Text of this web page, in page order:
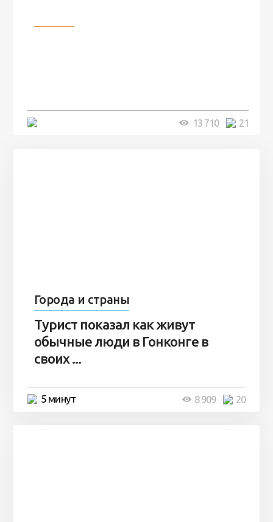
21
13 710
Города и страны
Турист показал как живут
обычные люди в Гонконге в
своих ...
5 минут 20
8 909